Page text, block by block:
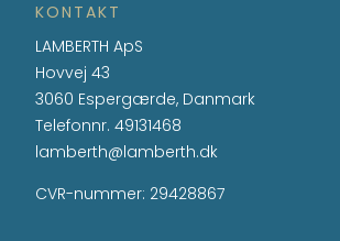
KONTAKT
LAMBERTH ApS
Hovvej 43
3060 Espergærde, Danmark
Telefonnr.49131468
lamberth@lamberth.dk
CVR-nummer: 29428867